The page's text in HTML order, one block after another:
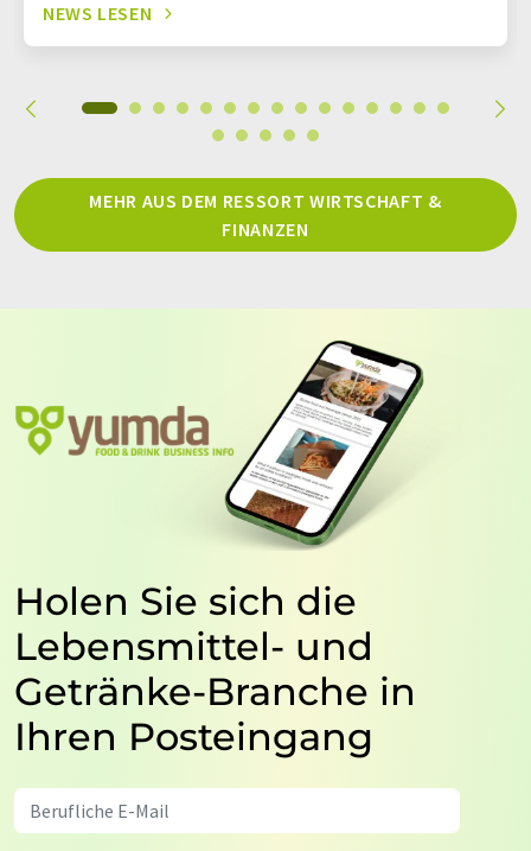
NEWS LESEN
MEHR AUS DEM RESSORT WIRTSCHAFT &
FINANZEN
Holen Sie sich die
Lebensmittel- und
Getränke-Branche in
Ihren Posteingang